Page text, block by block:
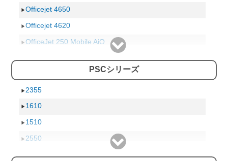
2575
2710
2610
Photosmart 7350
Photosmart 6521
Photosmart 6520
Photosmart 5520
Photosmart 5510
B109A
WirelessB110a
Officejet 5742
Officejet 5740
Officejet 5510
Officejet 4650
Officejet 4620
OfficeJet 250 Mobile AiO
PSCシリーズ
2355
1610
1510
2550